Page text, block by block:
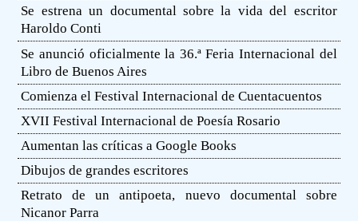
Se estrena un documental sobre la vida del escritor
Haroldo Conti
Se anunció oficialmente la 36.ª Feria Internacional del
Libro de Buenos Aires
Comienza el Festival Internacional de Cuentacuentos
XVII Festival Internacional de Poesía Rosario
Aumentan las críticas a Google Books
Dibujos de grandes escritores
Retrato de un antipoeta, nuevo documental sobre
Nicanor Parra